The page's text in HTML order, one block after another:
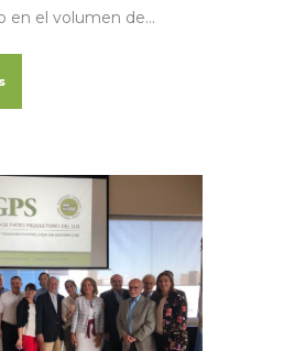
en el volumen de...